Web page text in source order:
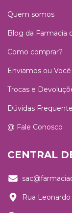
Quem somos
Blog da Farmacia
Como comprar?
Enviamos ou
Trocas e
Dúvidas
@ Fale Conosco
CENTRAL
Rua